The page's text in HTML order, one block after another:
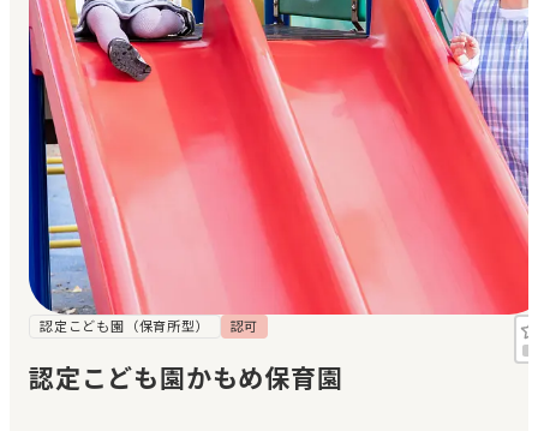
マイページ
閲覧履歴
お気に入り
見学日記
メッセージ
おすすめの園
認定こども園（保育所型） 認可
認定こども園かもめ保育園